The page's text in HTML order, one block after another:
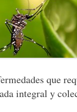
que
integral y